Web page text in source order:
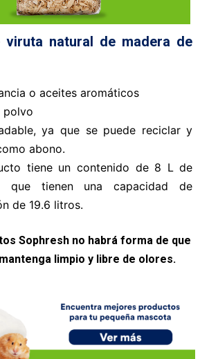
viruta natural de madera de
o aceites aromáticos
polvo
ya que se puede reciclar y
abono.
tiene un contenido de 8 L de
que tienen una capacidad de
de 19.6 litros.
Sophresh no habrá forma de que
limpio y libre de olores.